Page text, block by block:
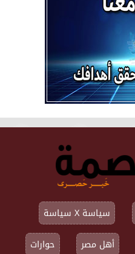
سياسة X سياسة
أهل مصر حوارات